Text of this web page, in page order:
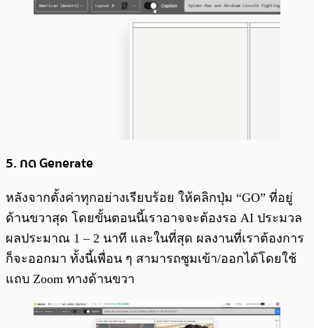
5. กด Generate
หลังจากตั้งค่าทุกอย่างเรียบร้อย ให้คลิกปุ่ม “GO” ที่อยู่
ด้านขวาสุด โดยขั้นตอนนี้เราอาจจะต้องรอ AI ประมวล
ผลประมาณ 1 – 2 นาที และในที่สุด ผลงานที่เราต้องการ
ก็จะออกมา ทั้งนี้เพื่อน ๆ สามารถซูมเข้า/ออกได้โดยใช้
แถบ Zoom ทางด้านขวา